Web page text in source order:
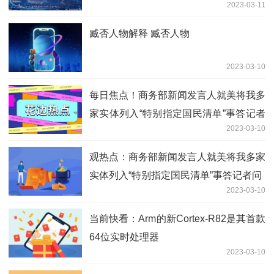
2023-03-11
臧否人物解释 臧否人物
2023-03-10
每日焦点！商务部新闻发言人就美将我多
家实体列入“特别指定国民清单”事答记者
2023-03-10
观热点：商务部新闻发言人就美将我多家
实体列入“特别指定国民清单”事答记者问
2023-03-10
当前快看：Arm的新Cortex-R82是其首款
64位实时处理器
2023-03-10